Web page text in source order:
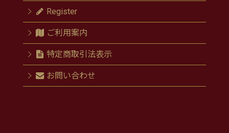
Register
ご利用案内
特定商取引法表示
お問い合わせ